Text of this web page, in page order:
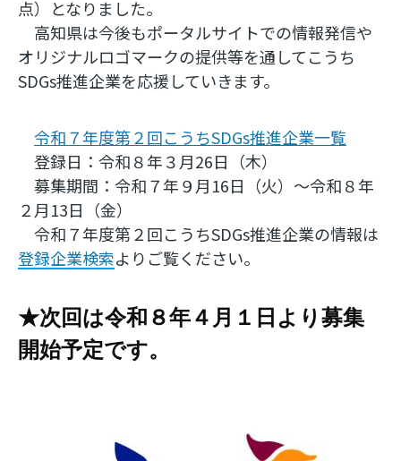
点）となりました。
高知県は今後もポータルサイトでの情報発信や
オリジナルロゴマークの提供等を通してこうち
SDGs推進企業を応援していきます。
令和７年度第２回こうちSDGs推進企業一覧
登録日：令和８年３月26日（木）
募集期間：令和７年９月16日（火）～令和８年
２月13日（金）
令和７年度第２回こうちSDGs推進企業の情報は
登録企業検索よりご覧ください。
★次回は令和８年４月１日より募集
開始予定です。